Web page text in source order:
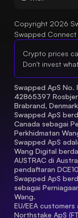
Copyright 2026
Swapped
Crypto prices
Don't invest
Swapped ApS No.
42865397
Brabrand, Denmark
Swapped ApS
Canada sebagai
Perkhidmatan
Swapped ApS
Wang Digital
AUSTRAC di
pendaftaran
Swapped ApS
sebagai
Wang.
EU/EEA
Northstake ApS